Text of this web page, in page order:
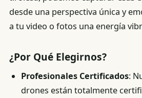
desde una perspectiva única y
a tu video o fotos una energía
¿Por Qué Elegirnos?
Profesionales Certificados:
drones están totalmente